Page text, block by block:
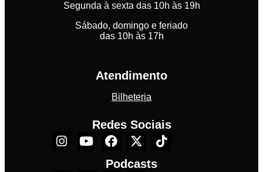
Segunda à sexta das 10h às 19h
Sábado, domingo e feriado
das 10h às 17h
Atendimento
Bilheteria
Redes Sociais
Podcasts